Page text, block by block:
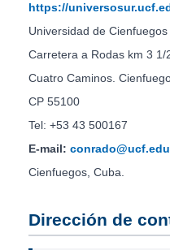
https://
Universidad de Cienfuegos
Carretera a Rodas km 3 1/
Cuatro Caminos.
CP 55100
Tel: +53 43 500167
E-mail:
Cienfuegos, Cuba.
Dirección de